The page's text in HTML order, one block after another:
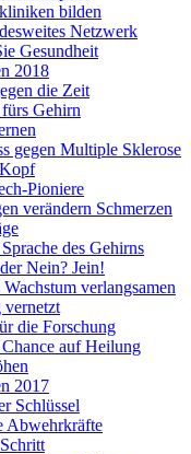
bilden
Netzwerk
Gesundheit
2018
die Zeit
Gehirn
gegen Multiple Sklerose
Pioniere
verändern Schmerzen
des Gehirns
Nein? Jein!
Wachstum verlangsamen
vernetzt
die Forschung
auf Heilung
2017
Schlüssel
Abwehrkräfte